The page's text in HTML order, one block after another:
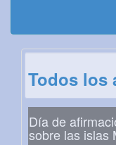
Todos los
Día de
sobre las islas